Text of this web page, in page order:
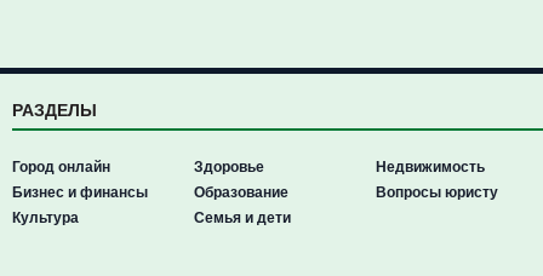
РАЗДЕЛЫ
Город онлайн
Бизнес и финансы
Культура
Здоровье
Образование
Семья и дети
Недвижимость
Вопросы юристу